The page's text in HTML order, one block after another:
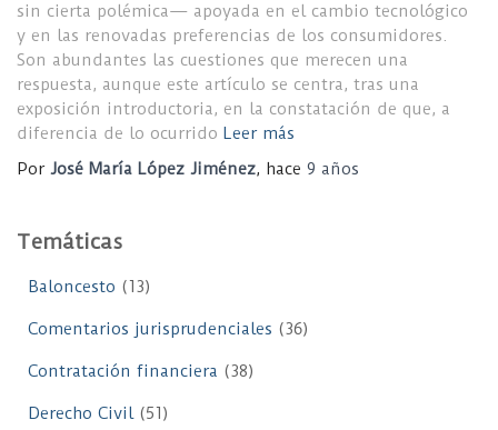
sin cierta polémica— apoyada en el cambio tecnológico
y en las renovadas preferencias de los consumidores.
Son abundantes las cuestiones que merecen una
respuesta, aunque este artículo se centra, tras una
exposición introductoria, en la constatación de que, a
diferencia de lo ocurrido Leer más
Por José María López Jiménez, hace 9 años
Temáticas
Baloncesto (13)
Comentarios jurisprudenciales (36)
Contratación financiera (38)
Derecho Civil(51)